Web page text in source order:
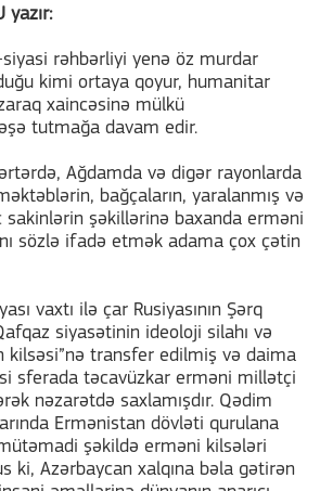
yazır:
siyasi rəhbərliyi yenə öz murdar
kimi ortaya qoyur, humanitar
xaincəsinə mülkü
tutmağa davam edir.
Ağdamda və digər rayonlarda
bağçaların, yaralanmış və
şəkillərinə baxanda erməni
sözlə ifadə etmək adama çox çətin
vaxtı ilə çar Rusiyasının Şərq
siyasətinin ideoloji silahı və
kilsəsi”nə transfer edilmiş və daima
sferada təcavüzkar erməni millətçi
nəzarətdə saxlamışdır. Qədim
Ermənistan dövləti qurulana
şəkildə erməni kilsələri
ki, Azərbaycan xalqına bəla gətirən